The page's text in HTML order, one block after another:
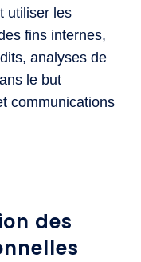
utiliser les
fins internes,
analyses de
le but
communications
des